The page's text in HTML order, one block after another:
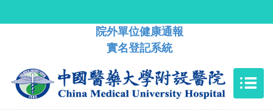
院外單位健康通報
實名登記系統